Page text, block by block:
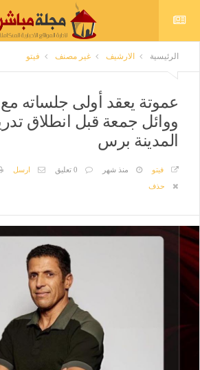
الرئيسية الارشيف غير مصنف فيتو
عموتة يعقد أولى جلساته
ووائل جمعة قبل انطلاق
المدينة برس
فيتو منذ شهر 0 تعليق ارسل
حذف